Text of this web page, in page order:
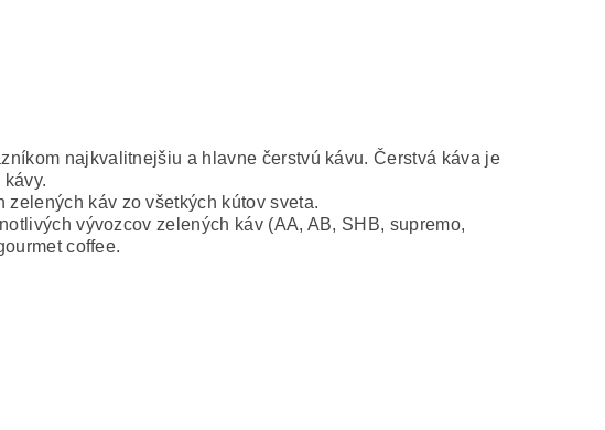
najkvalitnejšiu a hlavne čerstvú kávu. Čerstvá káva je
káv zo všetkých kútov sveta.
vývozcov zelených káv (AA, AB, SHB, supremo,
coffee.